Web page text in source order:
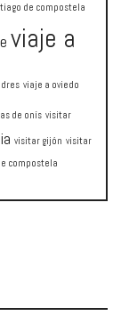
de compostela
viaje a
viaje a oviedo
de onís visitar
visitar gijón visitar
compostela